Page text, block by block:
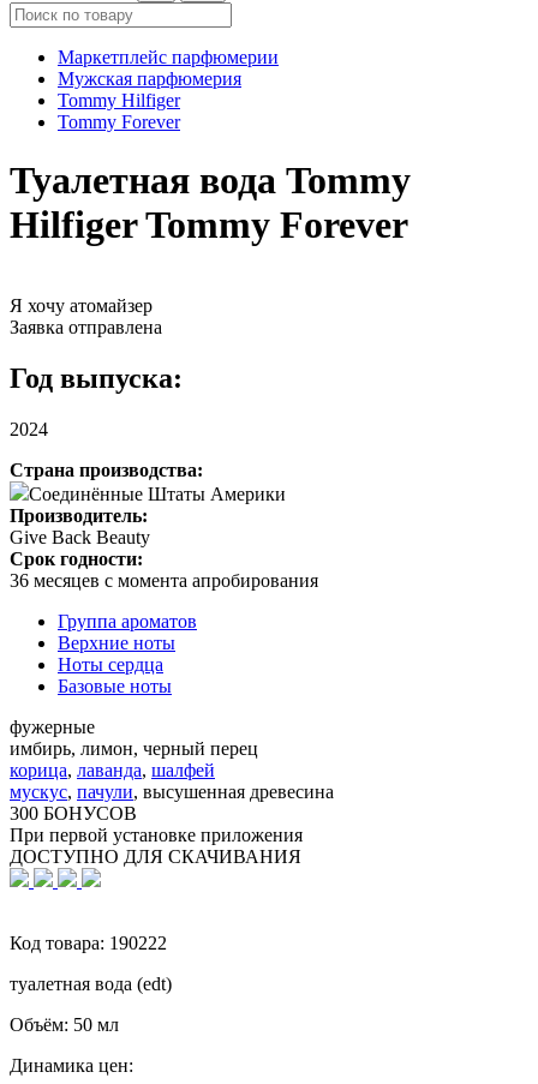
Маркетплейс парфюмерии
Мужская парфюмерия
Tommy Hilfiger
Tommy Forever
Туалетная вода Tommy
Hilfiger Tommy Forever
Я хочу атомайзер
Заявка отправлена
Год выпуска:
2024
Страна производства:
Соединённые Штаты Америки
Производитель:
Give Back Beauty
Срок годности:
36 месяцев с момента апробирования
Группа ароматов
Верхние ноты
Ноты сердца
Базовые ноты
фужерные
имбирь, лимон, черный перец
корица, лаванда, шалфей
мускус, пачули, высушенная древесина
300 БОНУСОВ
При первой установке приложения
ДОСТУПНО ДЛЯ СКАЧИВАНИЯ
Код товара: 190222
туалетная вода (edt)
Объём: 50 мл
Динамика цен: